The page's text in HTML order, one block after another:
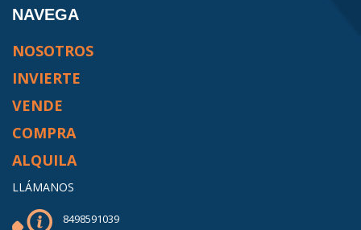
NAVEGA
NOSOTROS
INVIERTE
VENDE
COMPRA
ALQUILA
LLÁMANOS
8498591039